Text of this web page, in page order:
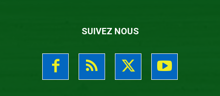
SUIVEZ NOUS